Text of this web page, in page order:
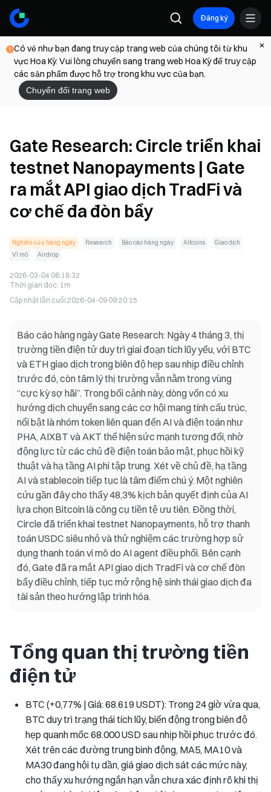
Đăng ký
Có vẻ như bạn đang truy cập trang web của chúng tôi từ khu
vực Hoa Kỳ. Vui lòng chuyển sang trang web Hoa Kỳ để truy cập
các sản phẩm được hỗ trợ trong khu vực của bạn.
Chuyển đổi trang web
Gate Research: Circle triển khai
testnet Nanopayments | Gate
ra mắt API giao dịch TradFi và
cơ chế đa đòn bẩy
Nghiên cứu hàng ngày Research Báo cáo hàng ngày Altcoins
Giao dịch
Vĩ mô
Airdrop
2026-03-04 06:18:32
Thời gian đọc: 1m
Cập nhật lần cuối 2026-04-09 09:20:15
Báo cáo hàng ngày Gate Research: Ngày 4 tháng 3, thị
trường tiền điện tử duy trì giai đoạn tích lũy yếu, với BTC
và ETH giao dịch trong biên độ hẹp sau nhịp điều chỉnh
trước đó, còn tâm lý thị trường vẫn nằm trong vùng
“cực kỳ sợ hãi”. Trong bối cảnh này, dòng vốn có xu
hướng dịch chuyển sang các cơ hội mang tính cấu trúc,
nổi bật là nhóm token liên quan đến AI và điện toán như
PHA, AIXBT và AKT thể hiện sức mạnh tương đối, nhờ
động lực từ các chủ đề điện toán bảo mật, phục hồi kỹ
thuật và hạ tầng AI phi tập trung. Xét về chủ đề, hạ tầng
AI và stablecoin tiếp tục là tâm điểm chú ý. Một nghiên
cứu gần đây cho thấy 48,3% kịch bản quyết định của AI
lựa chọn Bitcoin là công cụ tiền tệ ưu tiên. Đồng thời,
Circle đã triển khai testnet Nanopayments, hỗ trợ thanh
toán USDC siêu nhỏ và thử nghiệm các trường hợp sử
dụng thanh toán vi mô do AI agent điều phối. Bên cạnh
đó, Gate đã ra mắt API giao dịch TradFi và cơ chế đòn
bẩy điều chỉnh, tiếp tục mở rộng hệ sinh thái giao dịch đa
tài sản theo hướng lập trình hóa.
Tổng quan thị trường tiền
điện tử
BTC (+0,77% | Giá: 68.619 USDT): Trong 24 giờ vừa qua,
BTC duy trì trạng thái tích lũy, biến động trong biên độ
hẹp quanh mốc 68.000 USD sau nhịp hồi phục trước đó.
Xét trên các đường trung bình động, MA5, MA10 và
MA30 đang hội tụ dần, giá giao dịch sát các mức này,
cho thấy xu hướng ngắn hạn vẫn chưa xác định rõ khi thị